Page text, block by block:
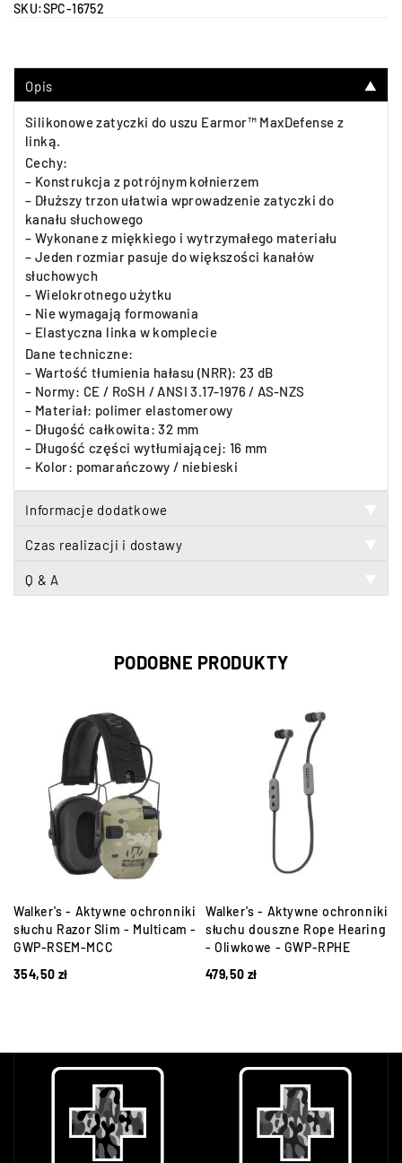
SKU:SPC-16752
Opis ▼
Silikonowe zatyczki do uszu Earmor™ MaxDefense z
linką.
Cechy:
– Konstrukcja z potrójnym kołnierzem
– Dłuższy trzon ułatwia wprowadzenie zatyczki do
kanału słuchowego
– Wykonane z miękkiego i wytrzymałego materiału
– Jeden rozmiar pasuje do większości kanałów
słuchowych
– Wielokrotnego użytku
– Nie wymagają formowania
– Elastyczna linka w komplecie
Dane techniczne:
– Wartość tłumienia hałasu (NRR): 23 dB
– Normy: CE / RoSH / ANSI 3.17-1976 / AS-NZS
– Materiał: polimer elastomerowy
– Długość całkowita: 32 mm
– Długość części wytłumiającej: 16 mm
– Kolor: pomarańczowy / niebieski
Informacje dodatkowe
Czas realizacji i dostawy
Q & A
PODOBNE PRODUKTY
Walker's - Aktywne ochronniki
słuchu Razor Slim - Multicam -
GWP-RSEM-MCC
354,50 zł
Walker's - Aktywne ochronniki
słuchu douszne Rope Hearing
- Oliwkowe - GWP-RPHE
479,50 zł